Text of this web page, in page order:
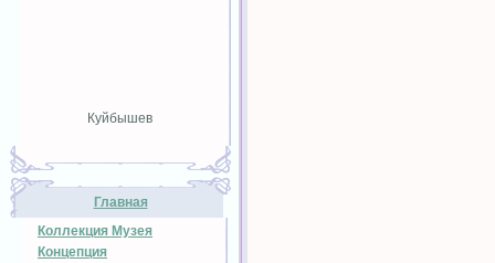
Куйбышев
Главная
Коллекция Музея
Концепция